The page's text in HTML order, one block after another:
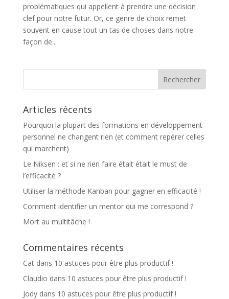
problématiques qui appellent à prendre une décision
clef pour notre futur. Or, ce genre de choix remet
souvent en cause tout un tas de choses dans notre
façon de...
Articles récents
Pourquoi la plupart des formations en développement
personnel ne changent rien (et comment repérer celles
qui marchent)
Le Niksen : et si ne rien faire était était le must de
l’efficacité ?
Utiliser la méthode Kanban pour gagner en efficacité !
Comment identifier un mentor qui me correspond ?
Mort au multitâche !
Commentaires récents
Catdans 10 astuces pour être plus productif !
Claudio dans 10 astuces pour être plus productif !
Jodydans 10 astuces pour être plus productif !